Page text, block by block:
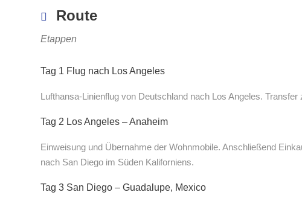
Route
Etappen
Tag 1 Flug nach Los Angeles
Lufthansa-Linienflug von Deutschland nach Los Angeles. Transfer
Tag 2 Los Angeles – Anaheim
Einweisung und Übernahme der Wohnmobile. Anschließend
nach San Diego im Süden Kaliforniens.
Tag 3 San Diego – Guadalupe, Mexico